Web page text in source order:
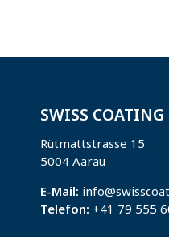
SWISS COATING
Rütmattstrasse 15
5004 Aarau
E-Mail:
Telefon: +41 79 555